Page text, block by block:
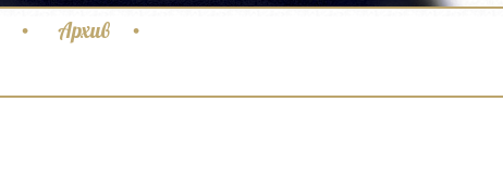
Архив